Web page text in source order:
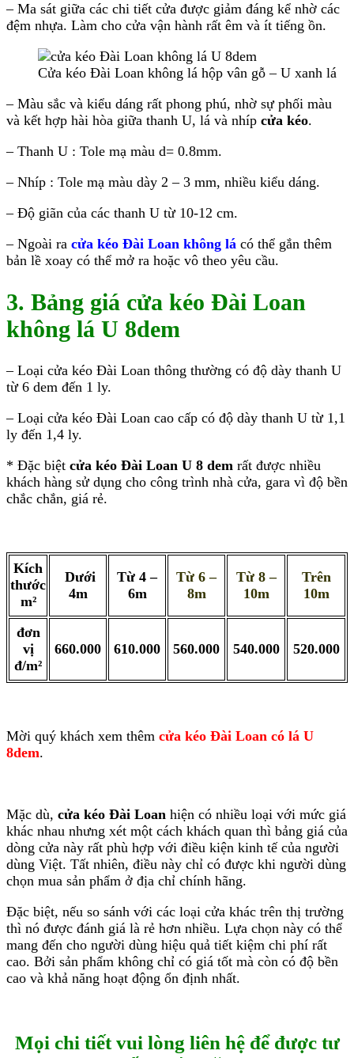
– Ma sát giữa các chi tiết cửa được giảm đáng kể nhờ các
đệm nhựa. Làm cho cửa vận hành rất êm và ít tiếng ồn.
Cửa kéo Đài Loan không lá hộp vân gỗ – U xanh lá
– Màu sắc và kiểu dáng rất phong phú, nhờ sự phối màu
và kết hợp hài hòa giữa thanh U, lá và nhíp cửa kéo.
– Thanh U : Tole mạ màu d= 0.8mm.
– Nhíp : Tole mạ màu dày 2 – 3 mm, nhiều kiểu dáng.
– Độ giãn của các thanh U từ 10-12 cm.
– Ngoài ra cửa kéo Đài Loan không lá có thể gắn thêm
bản lề xoay có thể mở ra hoặc vô theo yêu cầu.
3. Bảng giá cửa kéo Đài Loan
không lá U 8dem
– Loại cửa kéo Đài Loan thông thường có độ dày thanh U
từ 6 dem đến 1 ly.
– Loại cửa kéo Đài Loan cao cấp có độ dày thanh U từ 1,1
ly đến 1,4 ly.
* Đặc biệt cửa kéo Đài Loan U 8 dem rất được nhiều
khách hàng sử dụng cho công trình nhà cửa, gara vì độ bền
chắc chắn, giá rẻ.
Kích
thước
m²
Dưới
4m
Từ 4 –
6m
Từ 6 –
8m
Từ 8 –
10m
Trên
10m
đơn
vị
đ/m²
660.000 610.000 560.000 540.000 520.000
Mời quý khách xem thêm cửa kéo Đài Loan có lá U
8dem.
Mặc dù, cửa kéo Đài Loan hiện có nhiều loại với mức giá
khác nhau nhưng xét một cách khách quan thì bảng giá của
dòng cửa này rất phù hợp với điều kiện kinh tế của người
dùng Việt. Tất nhiên, điều này chỉ có được khi người dùng
chọn mua sản phẩm ở địa chỉ chính hãng.
Đặc biệt, nếu so sánh với các loại cửa khác trên thị trường
thì nó được đánh giá là rẻ hơn nhiều. Lựa chọn này có thể
mang đến cho người dùng hiệu quả tiết kiệm chi phí rất
cao. Bởi sản phẩm không chỉ có giá tốt mà còn có độ bền
cao và khả năng hoạt động ổn định nhất.
Mọi chi tiết vui lòng liên hệ để được tư